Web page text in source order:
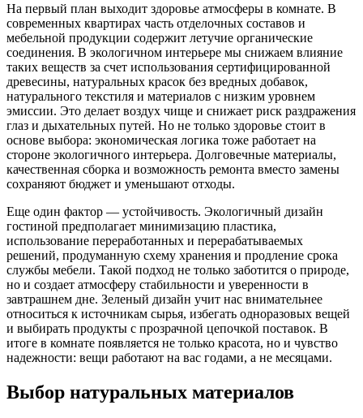
На первый план выходит здоровье атмосферы в комнате. В
современных квартирах часть отделочных составов и
мебельной продукции содержит летучие органические
соединения. В экологичном интерьере мы снижаем влияние
таких веществ за счет использования сертифицированной
древесины, натуральных красок без вредных добавок,
натурального текстиля и материалов с низким уровнем
эмиссии. Это делает воздух чище и снижает риск раздражения
глаз и дыхательных путей. Но не только здоровье стоит в
основе выбора: экономическая логика тоже работает на
стороне экологичного интерьера. Долговечные материалы,
качественная сборка и возможность ремонта вместо замены
сохраняют бюджет и уменьшают отходы.
Еще один фактор — устойчивость. Экологичный дизайн
гостиной предполагает минимизацию пластика,
использование переработанных и перерабатываемых
решений, продуманную схему хранения и продление срока
службы мебели. Такой подход не только заботится о природе,
но и создает атмосферу стабильности и уверенности в
завтрашнем дне. Зеленый дизайн учит нас внимательнее
относиться к источникам сырья, избегать одноразовых вещей
и выбирать продукты с прозрачной цепочкой поставок. В
итоге в комнате появляется не только красота, но и чувство
надежности: вещи работают на вас годами, а не месяцами.
Выбор натуральных материалов